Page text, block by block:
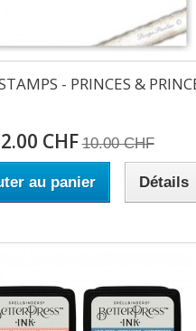
- PRINCES &
2.00 CHF 10.00 CHF
au panier Détails